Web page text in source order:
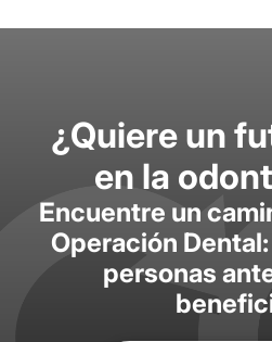
¿Quiere un
en la
Encuentre un
Operación Dental:
personas